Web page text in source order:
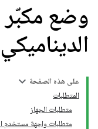
وضع مكبّر
الديناميكي
على هذه الصفحة
المتطلبات
متطلبات الجهاز
متطلبات واجهة مستخدم